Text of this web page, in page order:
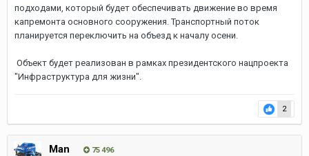
подходами, который будет обеспечивать движение во время
капремонта основного сооружения. Транспортный поток
планируется переключить на объезд к началу осени.
Объект будет реализован в рамках президентского нацпроекта
"Инфраструктура для жизни".
2
Man 75 496